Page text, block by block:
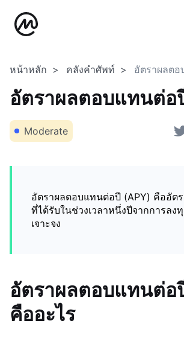
หน้าหลัก คลังคำศัพท์ อัตราผลตอ
อัตราผลตอบแทนต่อ
Moderate
อัตราผลตอบแทนต่อปี (APY) คืออัต
ที่ได้รับในช่วงเวลาหนึ่งปีจากการลง
เจาะจง
อัตราผลตอบแทนต่อ
คืออะไร